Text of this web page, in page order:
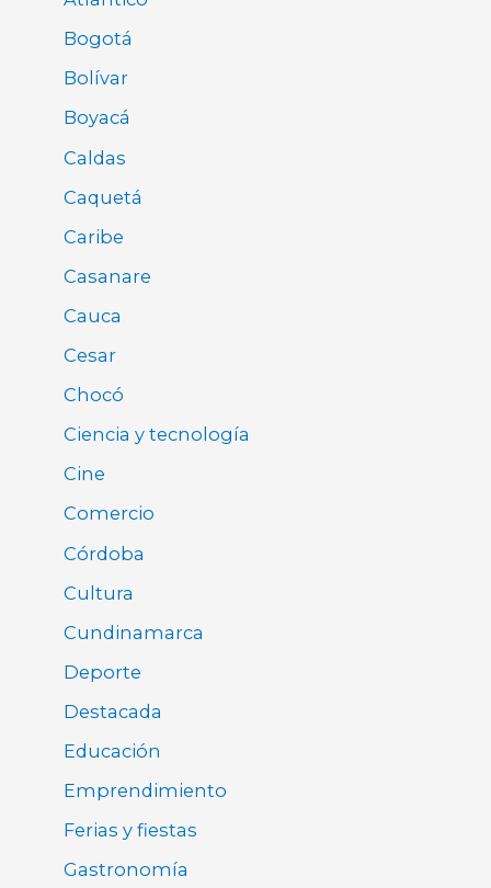
Bogotá
Bolívar
Boyacá
Caldas
Caquetá
Caribe
Casanare
Cauca
Cesar
Chocó
Ciencia y tecnología
Cine
Comercio
Córdoba
Cultura
Cundinamarca
Deporte
Destacada
Educación
Emprendimiento
Ferias y fiestas
Gastronomía